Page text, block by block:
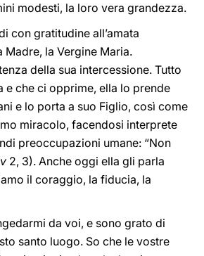
modesti, la loro vera grandezza.
con gratitudine all’amata
Madre, la Vergine Maria.
della sua intercessione. Tutto
e che ci opprime, ella lo prende
e lo porta a suo Figlio, così come
miracolo, facendosi interprete
preoccupazioni umane: “Non
2, 3). Anche oggi ella gli parla
il coraggio, la fiducia, la
da voi, e sono grato di
santo luogo. So che le vostre